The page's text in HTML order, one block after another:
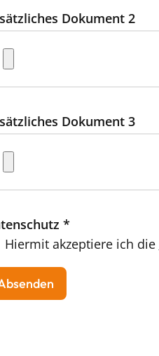
Dokument 2
Dokument 3
*
Hiermit akzeptiere ich die